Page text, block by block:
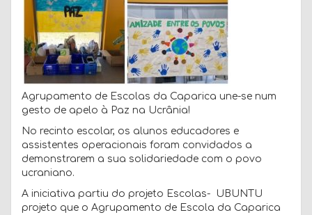
Agrupamento de Escolas da Caparica une-se num
gesto de apelo à Paz na Ucrânia!
No recinto escolar, os alunos educadores e
assistentes operacionais foram convidados a
demonstrarem a sua solidariedade com o povo
ucraniano.
A iniciativa partiu do projeto Escolas- UBUNTU
projeto que o Agrupamento de Escola da Caparica